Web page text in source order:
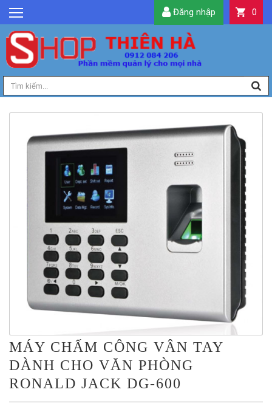
GIỚI THIỆU
TIN TỨC
SẢN PHẨM
DỊCH VỤ
TIỆN ÍCH
0
Đăng nhập
MÁY CHẤM CÔNG VÂN TAY
DÀNH CHO VĂN PHÒNG
RONALD JACK DG-600